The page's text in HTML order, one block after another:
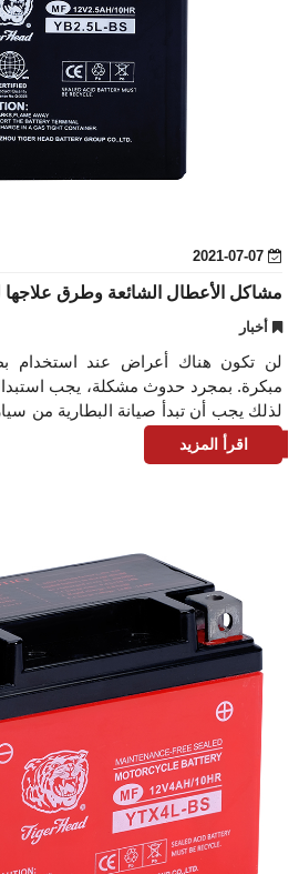
مشاكل الأعطال الشائعة وطرق علاجها
أخبار
لن تكون هناك أعراض عند استخدام
مبكرة. بمجرد حدوث مشكلة، يجب
يُطلق على الشحنة الأو
اقرأ المزيد